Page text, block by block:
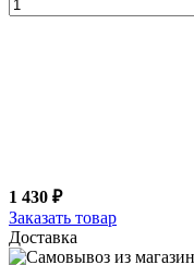
1 430 ₽
Заказать товар
Доставка